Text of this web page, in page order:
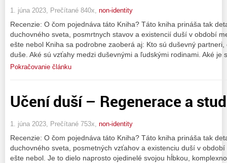
1. júna 2023, Prečítané 840x, non-identity
Recenzie: O čom pojednáva táto Kniha? Táto kniha prináša tak
duchovného sveta, posmrtnych stavov a existencií duší v období
ešte nebol Kniha sa podrobne zaoberá aj: Kto sú duševný
duše. Aké sú vzťahy medzi duševnými a ľudskými rodinami. Aké
Pokračovanie článku
Učení duší – Regenerace a
1. júna 2023, Prečítané 753x, non-identity
Recenzie: O čom pojednáva táto Kniha? Táto kniha prináša tak
duchovného sveta, posmetných vzťahov a existenciu duší v
ešte nebol. Je to dielo naprosto ojedinelé svojou hĺbkou,